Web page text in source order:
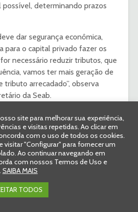
determinando prazos
dar segurança econômica,
para o capital privado fazer os
necessário reduzir tributos, que
vamos ter mais geração de
tributo arrecadado”, observa
da Seab.
que a exploração mineral
fertilizantes apresenta
São entre cinco e 10 anos
em jazidas nunca exploradas,
para minas já instaladas. Ou seja,
de o Brasil investir em
resultados para o atual cenário
site para melhorar sua experiência,
e visitas repetidas. Ao clicar em
com o uso de todos os cookies.
"Configurar" para fornecer um
Ao continuar navegando em
com nossos Termos de Uso e
SAIBA MAIS
TODOS